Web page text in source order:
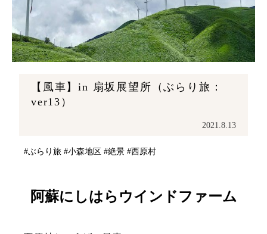
【風車】in 扇坂展望所（ぶらり旅：
ver13）
2021.8.13
#ぶらり旅 #小森地区 #絶景 #西原村
阿蘇にしはらウインドファーム